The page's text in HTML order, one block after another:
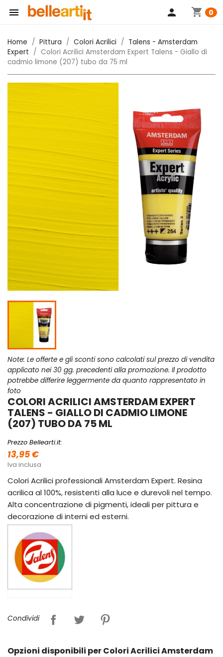
 shopping_cart 0
person
Home Pittura Colori Acrilici
Talens - Amsterdam
Expert
Colori Acrilici Amsterdam Expert Talens - Giallo di
cadmio limone (207) tubo da 75 ml
Note: Le offerte e gli sconti sono calcolati sul prezzo di vendita
applicato nei 30 gg. precedenti alla promozione. Il prodotto
potrebbe differire leggermente da quanto rappresentato in
foto
COLORI ACRILICI AMSTERDAM EXPERT
TALENS - GIALLO DI CADMIO LIMONE
(207) TUBO DA 75 ML
Prezzo Bellearti.it:
13,95 €
Iva inclusa
Colori Acrilici professionali Amsterdam Expert. Resina
acrilica al 100%, resistenti alla luce e durevoli nel tempo.
Alta concentrazione di pigmenti, ideali per pittura e
decorazione di interni ed esterni.
Condividi
Opzioni disponibili per Colori Acrilici Amsterdam